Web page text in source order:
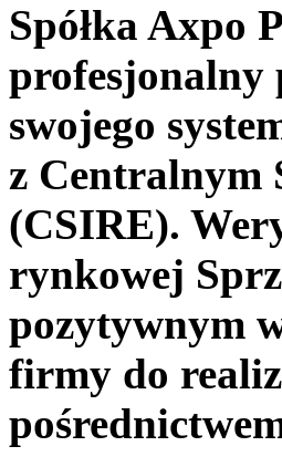
Spółka Axpo
profesjonalny
swojego
z Centralnym
(CSIRE).
rynkowej
pozytywnym
firmy do